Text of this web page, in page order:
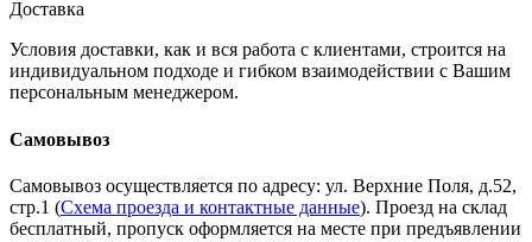
Доставка
Условия доставки, как и вся работа с клиентами, строится на
индивидуальном подходе и гибком взаимодействии с Вашим
персональным менеджером.
Самовывоз
Самовывоз осуществляется по адресу: ул. Верхние Поля, д.52,
стр.1 (Схема проезда и контактные данные). Проезд на склад
бесплатный, пропуск оформляется на месте при предъявлении